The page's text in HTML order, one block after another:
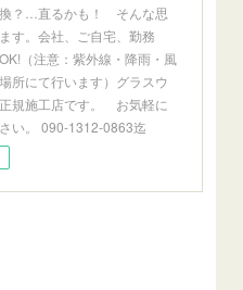
？…直るかも！ そんな思
す。会社、ご自宅、勤務
（注意：紫外線・降雨・風
所にて行います）グラスウ
規施工店です。 お気軽に
い。 090-1312-0863迄